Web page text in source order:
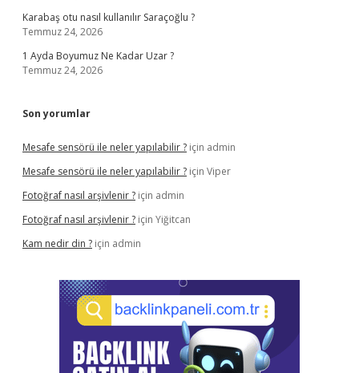
Karabaş otu nasıl kullanılır Saraçoğlu ?
Temmuz 24, 2026
1 Ayda Boyumuz Ne Kadar Uzar ?
Temmuz 24, 2026
Son yorumlar
Mesafe sensörü ile neler yapılabilir ? için admin
Mesafe sensörü ile neler yapılabilir ? için Viper
Fotoğraf nasıl arşivlenir ? için admin
Fotoğraf nasıl arşivlenir ? için Yiğitcan
Kam nedir din ? için admin